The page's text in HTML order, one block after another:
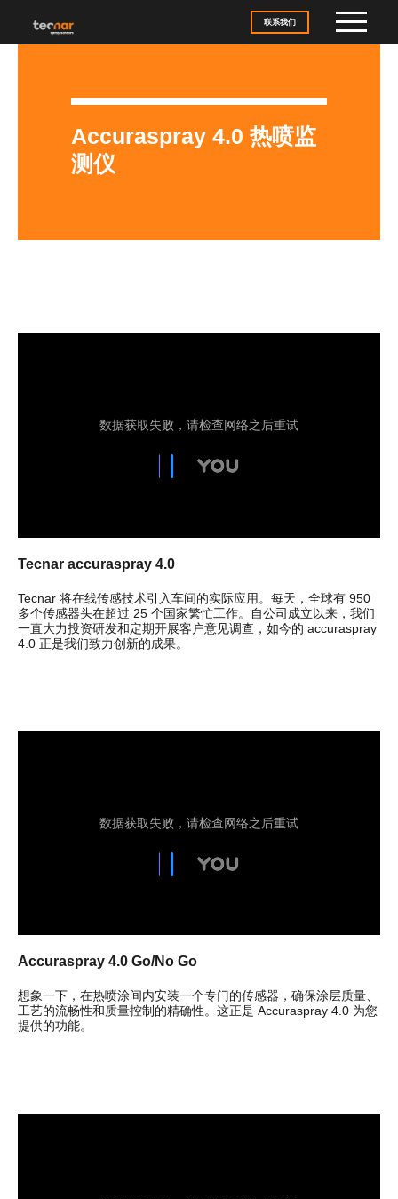
联系我们
Accuraspray 4.0 热喷监
测仪
Tecnar accuraspray 4.0
Tecnar 将在线传感技术引入车间的实际应用。每天，全球有 950
多个传感器头在超过 25 个国家繁忙工作。自公司成立以来，我们
一直大力投资研发和定期开展客户意见调查，如今的 accuraspray
4.0 正是我们致力创新的成果。
Accuraspray 4.0 Go/No Go
想象一下，在热喷涂间内安装一个专门的传感器，确保涂层质量、
工艺的流畅性和质量控制的精确性。这正是 Accuraspray 4.0 为您
提供的功能。